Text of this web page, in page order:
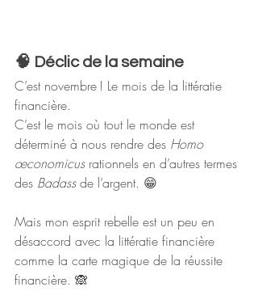
🧠 Déclic de la semaine
C’est novembre ! Le mois de la littératie
financière.
C’est le mois où tout le monde est
déterminé à nous rendre des Homo
œconomicus rationnels en d’autres termes
des Badass de l’argent. 😁
Mais mon esprit rebelle est un peu en
désaccord avec la littératie financière
comme la carte magique de la réussite
financière. 🙈